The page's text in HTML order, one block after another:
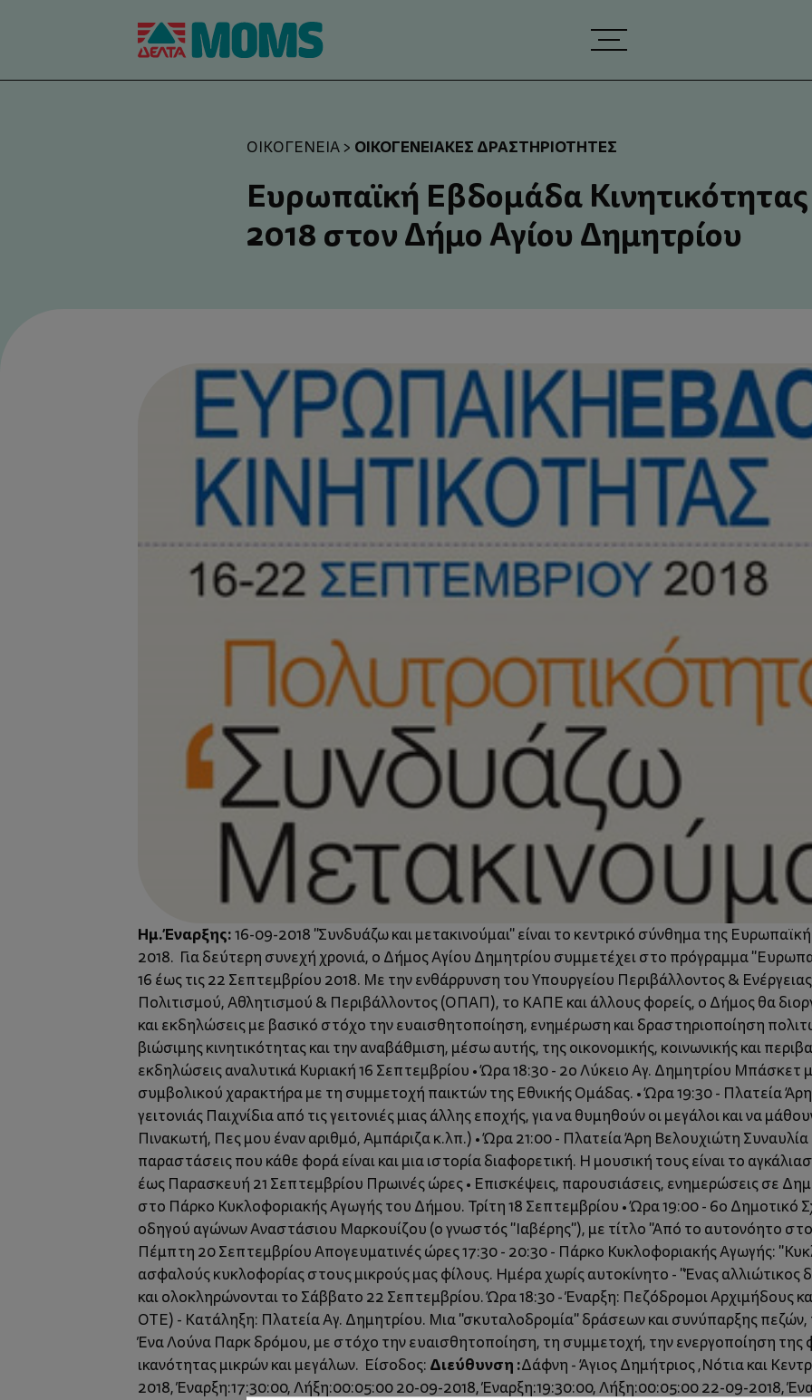
ΟΙΚΟΓΈΝΕΙΑ> ΟΙΚΟΓΕΝΕΙΑΚΈΣ ΔΡΑΣΤΗΡΙΌΤΗΤΕΣ
Ευρωπαϊκή Εβδομάδα Κινητικότητας
2018 στον Δήμο Αγίου Δημητρίου
Ημ. Έναρξης:16-09-2018 "Συνδυάζω και μετακινούμαι" είναι το κεντρικό σύνθημα της
2018. Για δεύτερη συνεχή χρονιά, ο Δήμος Αγίου Δημητρίου συμμετέχει στο πρόγραμμα
16 έως τις 22 Σεπτεμβρίου 2018. Με την ενθάρρυνση του Υπουργείου Περιβάλλοντος &
Πολιτισμού, Αθλητισμού & Περιβάλλοντος (ΟΠΑΠ), το ΚΑΠΕ και άλλους φορείς, ο Δήμος θα
και εκδηλώσεις με βασικό στόχο την ευαισθητοποίηση, ενημέρωση και δραστηριοποίηση
βιώσιμης κινητικότητας και την αναβάθμιση, μέσω αυτής, της οικονομικής, κοινωνικής και
εκδηλώσεις αναλυτικά Κυριακή 16 Σεπτεμβρίου • Ώρα 18:30 - 2ο Λύκειο Αγ. Δημητρίου Μπάσκετ
συμβολικού χαρακτήρα με τη συμμετοχή παικτών της Εθνικής Ομάδας. • Ώρα 19:30 - Πλατεία
γειτονιάς Παιχνίδια από τις γειτονιές μιας άλλης εποχής, για να θυμηθούν οι μεγάλοι και να
Πινακωτή, Πες μου έναν αριθμό, Αμπάριζα κ.λπ.) • Ώρα 21:00 - Πλατεία Άρη Βελουχιώτη
παραστάσεις που κάθε φορά είναι και μια ιστορία διαφορετική. Η μουσική τους είναι το
έως Παρασκευή 21 Σεπτεμβρίου Πρωινές ώρες • Επισκέψεις, παρουσιάσεις, ενημερώσεις σε
στο Πάρκο Κυκλοφοριακής Αγωγής του Δήμου. Τρίτη 18 Σεπτεμβρίου • Ώρα 19:00 - 6ο Δημοτικό
οδηγού αγώνων Αναστάσιου Μαρκουίζου (ο γνωστός "Ιαβέρης"), με τίτλο "Από το αυτονόητο
Πέμπτη 20 Σεπτεμβρίου Απογευματινές ώρες 17:30 - 20:30 - Πάρκο Κυκλοφοριακής Αγωγής:
ασφαλούς κυκλοφορίας στους μικρούς μας φίλους. Ημέρα χωρίς αυτοκίνητο - "Ένας
και ολοκληρώνονται το Σάββατο 22 Σεπτεμβρίου. Ώρα 18:30 - Έναρξη: Πεζόδρομοι Αρχιμήδους
ΟΤΕ) - Κατάληξη: Πλατεία Αγ. Δημητρίου. Μια "σκυταλοδρομία" δράσεων και συνύπαρξης
Ένα Λούνα Παρκ δρόμου, με στόχο την ευαισθητοποίηση, τη συμμετοχή, την ενεργοποίηση της
ικανότητας μικρών και μεγάλων. Είσοδος: Διεύθυνση :Δάφνη - Άγιος Δημήτριος ,Νότια και
2018, Έναρξη:17:30:00, Λήξη:00:05:00 20-09-2018, Έναρξη:19:30:00, Λήξη:00:05:00 22-09-2018,